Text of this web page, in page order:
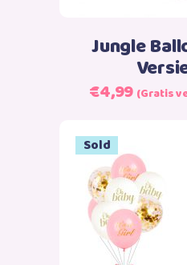
Jungle
was:
€6,99.
€4,99
€4,99.
(Gratis
Sold
Lees